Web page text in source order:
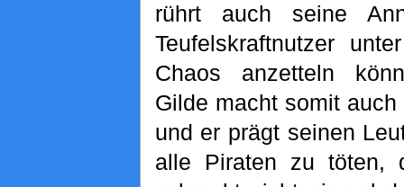
rührt auch seine
Teufelskraftnutzer
Chaos anzetteln
Gilde macht somit
und er prägt seinen
alle Piraten zu töten,